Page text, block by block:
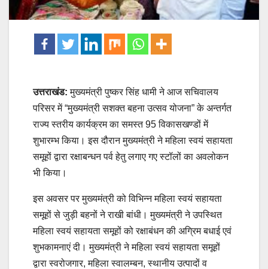
उत्तराखंड: मुख्यमंत्री पुष्कर सिंह धामी ने आज सचिवालय
परिसर में “मुख्यमंत्री सशक्त बहना उत्सव योजना” के अन्तर्गत
राज्य स्तरीय कार्यक्रम का समस्त 95 विकासखण्डों में
शुभारम्भ किया। इस दौरान मुख्यमंत्री ने महिला स्वयं सहायता
समूहों द्वारा रक्षाबन्धन पर्व हेतु लगाए गए स्टॉलों का अवलोकन
भी किया।
इस अवसर पर मुख्यमंत्री को विभिन्न महिला स्वयं सहायता
समूहों से जुड़ी बहनों ने राखी बांधी। मुख्यमंत्री ने उपस्थित
महिला स्वयं सहायता समूहों को रक्षाबंधन की अग्रिम बधाई एवं
शुभकामनाएं दी। मुख्यमंत्री ने महिला स्वयं सहायता समूहों
द्वारा स्वरोजगार, महिला स्वालम्बन, स्थानीय उत्पादों व